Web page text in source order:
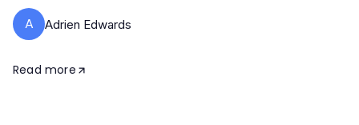
A Adrien Edwards
Read more